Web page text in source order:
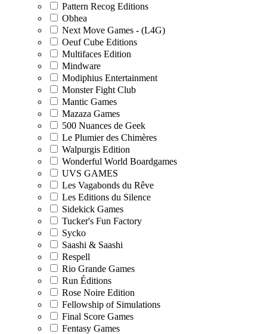
Pattern Recog Editions
Obhea
Next Move Games - (L4G)
Oeuf Cube Editions
Multifaces Edition
Mindware
Modiphius Entertainment
Monster Fight Club
Mantic Games
Mazaza Games
500 Nuances de Geek
Le Plumier des Chimères
Walpurgis Edition
Wonderful World Boardgames
UVS GAMES
Les Vagabonds du Rêve
Les Editions du Silence
Sidekick Games
Tucker's Fun Factory
Sycko
Saashi & Saashi
Respell
Rio Grande Games
Run Éditions
Rose Noire Edition
Fellowship of Simulations
Final Score Games
Fentasy Games